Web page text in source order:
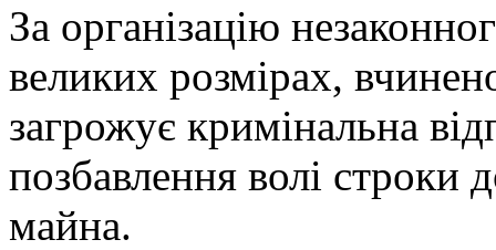
За організацію
великих розмірах,
загрожує кримінальна
позбавлення волі строки
майна.